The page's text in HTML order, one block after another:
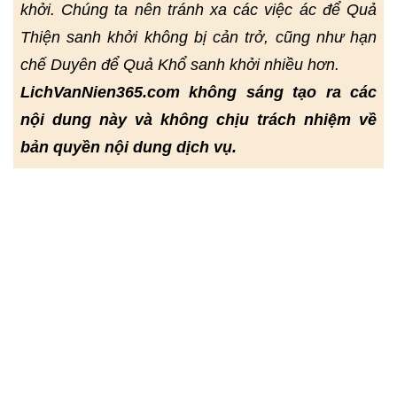
khởi. Chúng ta nên tránh xa các việc ác để Quả
Thiện sanh khởi không bị cản trở, cũng như hạn
chế Duyên để Quả Khổ sanh khởi nhiều hơn.
LichVanNien365.com không sáng tạo ra các
nội dung này và không chịu trách nhiệm về
bản quyền nội dung dịch vụ.